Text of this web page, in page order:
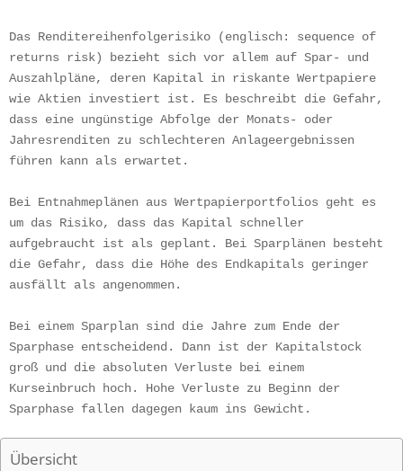
Das Renditereihenfolgerisiko (englisch: sequence of
returns risk) bezieht sich vor allem auf Spar- und
Auszahlpläne, deren Kapital in riskante Wertpapiere
wie Aktien investiert ist. Es beschreibt die Gefahr,
dass eine ungünstige Abfolge der Monats- oder
Jahresrenditen zu schlechteren Anlageergebnissen
führen kann als erwartet.
Bei Entnahmeplänen aus Wertpapierportfolios geht es
um das Risiko, dass das Kapital schneller
aufgebraucht ist als geplant. Bei Sparplänen besteht
die Gefahr, dass die Höhe des Endkapitals geringer
ausfällt als angenommen.
Bei einem Sparplan sind die Jahre zum Ende der
Sparphase entscheidend. Dann ist der Kapitalstock
groß und die absoluten Verluste bei einem
Kurseinbruch hoch. Hohe Verluste zu Beginn der
Sparphase fallen dagegen kaum ins Gewicht.
Übersicht